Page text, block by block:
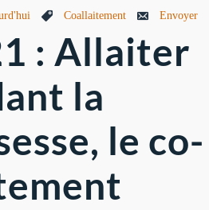
Coallaitement Envoyer
: Allaiter
la
le co-